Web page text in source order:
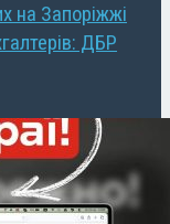
на Запоріжжі
ДБР